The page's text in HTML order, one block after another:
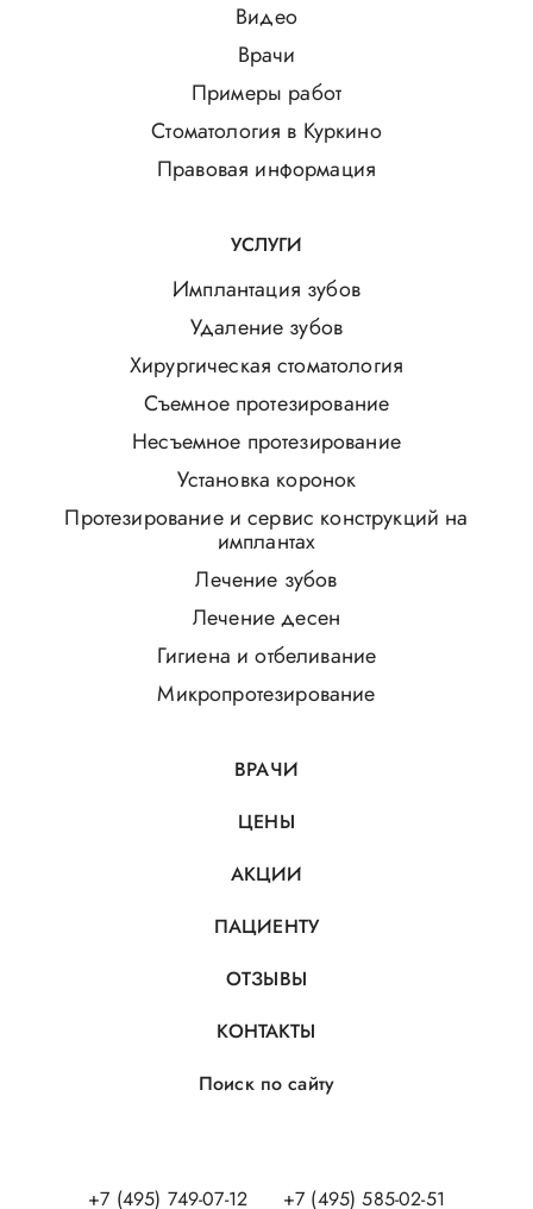
Видео
Врачи
Примеры работ
Стоматология в Куркино
Правовая информация
УСЛУГИ
Имплантация зубов
Удаление зубов
Хирургическая стоматология
Съемное протезирование
Несъемное протезирование
Установка коронок
Протезирование и сервис конструкций на
имплантах
Лечение зубов
Лечение десен
Гигиена и отбеливание
Микропротезирование
ВРАЧИ
ЦЕНЫ
АКЦИИ
ПАЦИЕНТУ
ОТЗЫВЫ
КОНТАКТЫ
Поиск по сайту
+7 (495) 749-07-12 +7 (495) 585-02-51